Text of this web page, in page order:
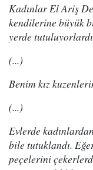
Kadınlar El Ariş
kendilerine büyük
yerde
(...)
Benim kız
(...)
Evlerde
bile tutuklandı.
peçelerini